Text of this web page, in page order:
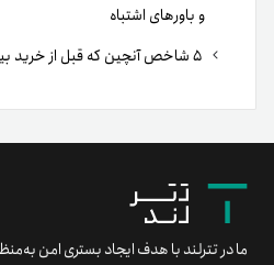
و باورهای اشتباه
ما در تترلند با هدف ایجاد بستری امن